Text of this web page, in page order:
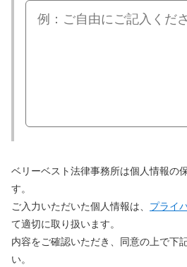
ベリーベスト法律事務所は個人情報の
す。
ご入力いただいた個人情報は、 プライ
て適切に取り扱います。
内容をご確認いただき、同意の上で下
い。